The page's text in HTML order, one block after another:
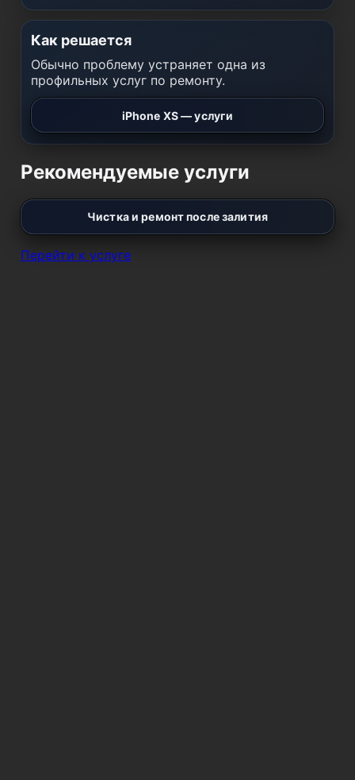
Как решается
Обычно проблему устраняет одна из
профильных услуг по ремонту.
iPhone XS — услуги
Рекомендуемые услуги
Чистка и ремонт после залития
Перейти к услуге